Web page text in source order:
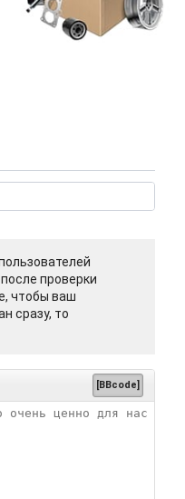
проверки
чтобы ваш
сразу, то
[BBcode]